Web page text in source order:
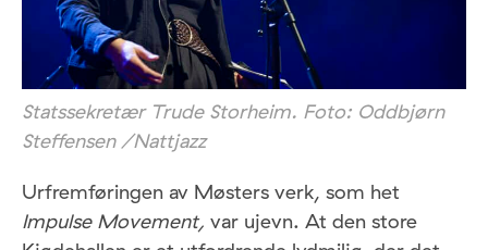
Statssekretær Trude Storheim. Foto: Oddbjørn
Steffensen /Nattjazz
Urfremføringen av Møsters verk, som het
Impulse Movement, var ujevn. At den store